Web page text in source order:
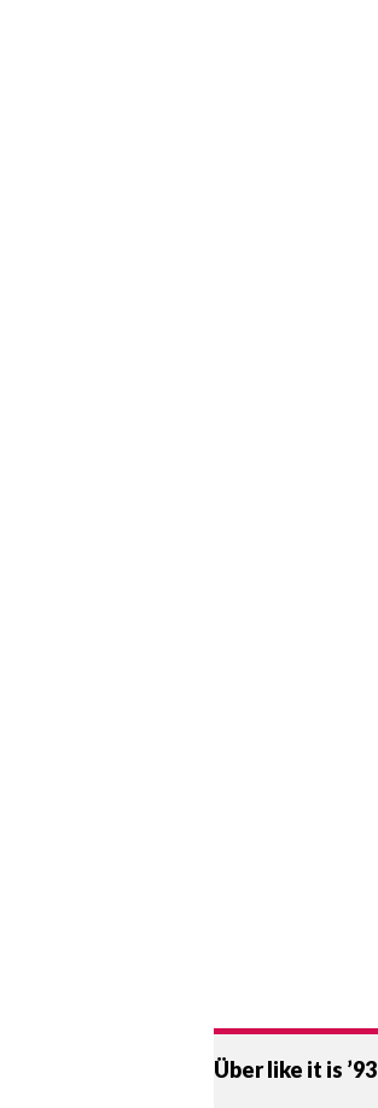
Über like it is ’93